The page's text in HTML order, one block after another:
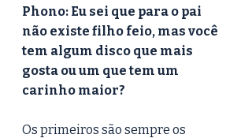
Phono: Eu sei que para o pai
não existe filho feio, mas você
tem algum disco que mais
gosta ou um que tem um
carinho maior?
Os primeiros são sempre os